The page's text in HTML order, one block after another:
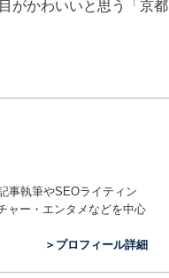
がかわいいと思う「京都
事執筆やSEOライティン
ャー・エンタメなどを中心
＞プロフィール詳細